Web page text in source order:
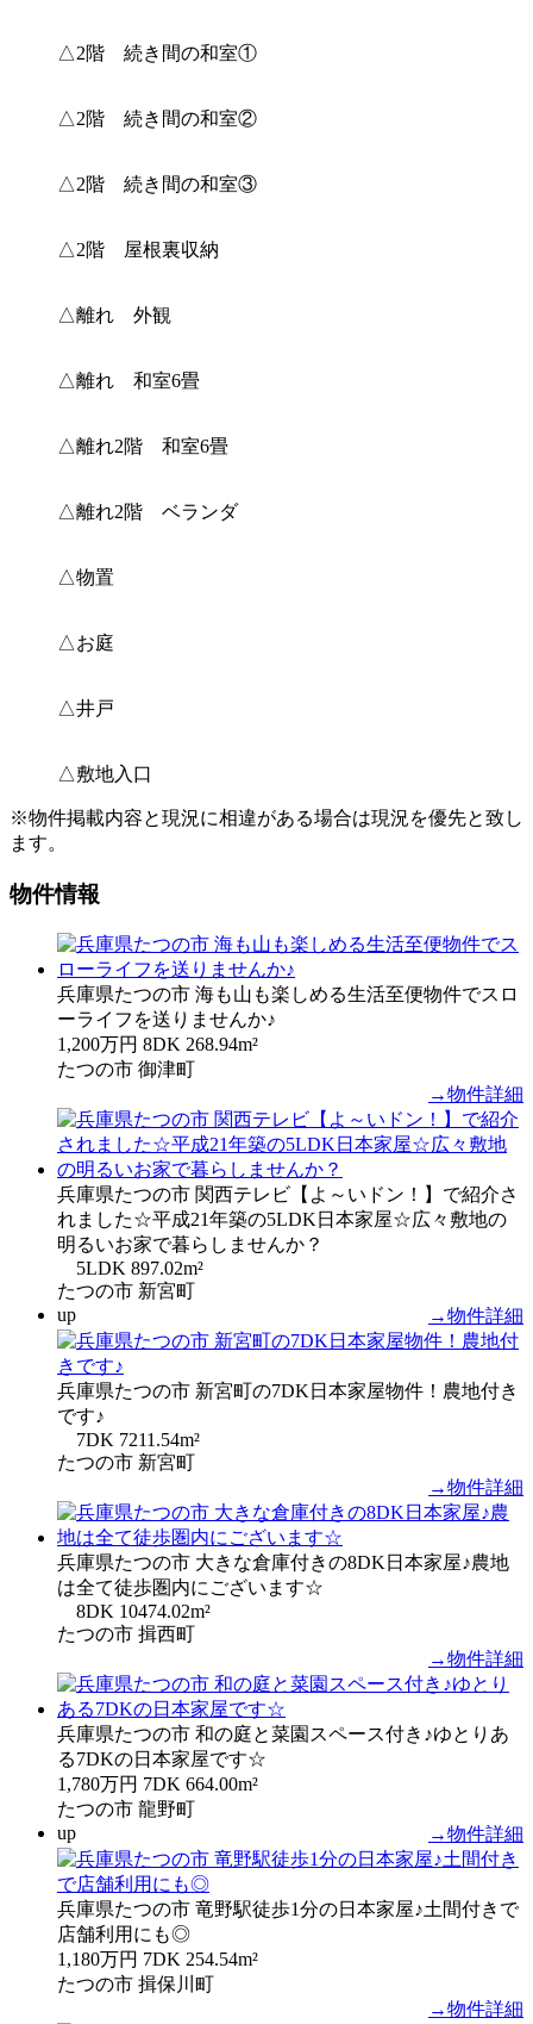
△2階 続き間の和室①
△2階 続き間の和室②
△2階 続き間の和室③
△2階 屋根裏収納
△離れ 外観
△離れ 和室6畳
△離れ2階 和室6畳
△離れ2階 ベランダ
△物置
△お庭
△井戸
△敷地入口
※物件掲載内容と現況に相違がある場合は現況を優先と致し
ます。
物件情報
兵庫県たつの市 海も山も楽しめる生活至便物件でスロ
ーライフを送りませんか♪
1,200万円 8DK 268.94m²
たつの市 御津町
→物件詳細
兵庫県たつの市 関西テレビ【よ～いドン！】で紹介さ
れました☆平成21年築の5LDK日本家屋☆広々敷地の
明るいお家で暮らしませんか？
5LDK 897.02m²
たつの市 新宮町
→物件詳細
up
兵庫県たつの市 新宮町の7DK日本家屋物件！農地付き
です♪
7DK 7211.54m²
たつの市 新宮町
→物件詳細
兵庫県たつの市 大きな倉庫付きの8DK日本家屋♪農地
は全て徒歩圏内にございます☆
8DK 10474.02m²
たつの市 揖西町
→物件詳細
兵庫県たつの市 和の庭と菜園スペース付き♪ゆとりあ
る7DKの日本家屋です☆
1,780万円 7DK 664.00m²
たつの市 龍野町
→物件詳細
up
兵庫県たつの市 竜野駅徒歩1分の日本家屋♪土間付きで
店舗利用にも◎
1,180万円 7DK 254.54m²
たつの市 揖保川町
→物件詳細